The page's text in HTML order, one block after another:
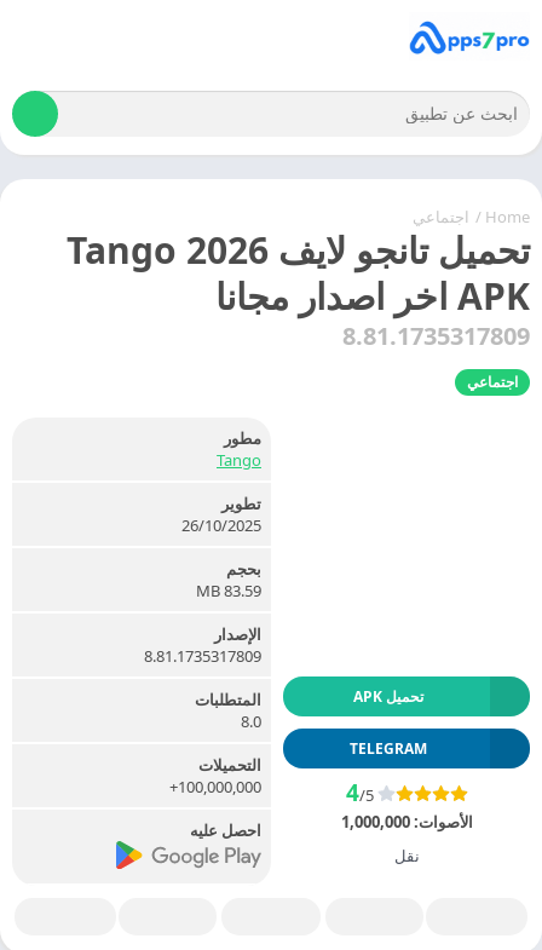
Home
/ اجتماعي
تحميل تانجو لايف 2026 Tango
APK اخر اصدار مجانا
8.81.1735317809
اجتماعي
تحميل APK
TELEGRAM
4/5
الأصوات:1,000,000
نقل
مطور
Tango
تطوير
26/10/2025
بحجم
83.59 MB
الإصدار
8.81.1735317809
المتطلبات
8.0
التحميلات
100,000,000+
احصل عليه